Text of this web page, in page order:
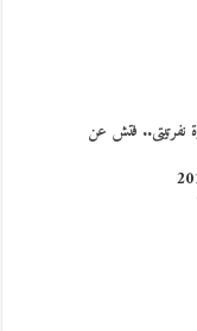
نفرتيتى.. فتش عن